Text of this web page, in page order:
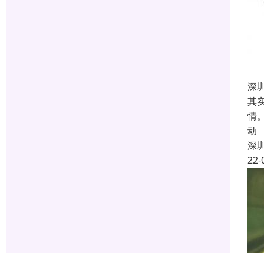
深
其
情
动
深
22-